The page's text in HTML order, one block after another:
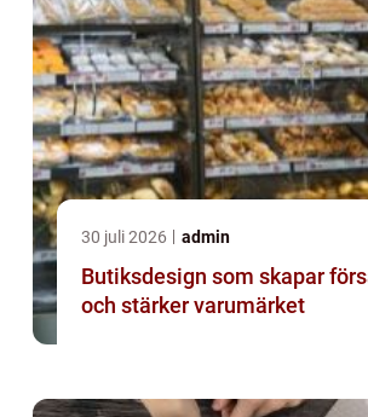
30 juli 2026 admin
Butiksdesign som skapar
och stärker varumärket